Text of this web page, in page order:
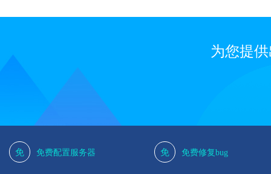
为您提
免 免费配置服务器 免 免费修复bug